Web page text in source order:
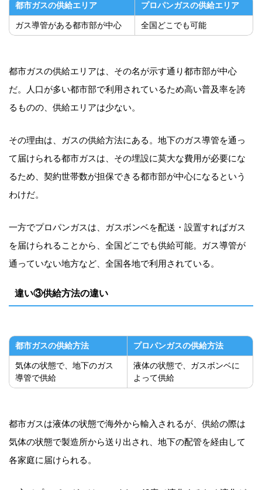
都市ガスの供給エリア プロパンガスの供給エリア
ガス導管がある都市部が中心 全国どこでも可能
都市ガスの供給エリアは、その名が示す通り都市部が中心
だ。人口が多い都市部で利用されているため高い普及率を誇
るものの、供給エリアは少ない。
その理由は、ガスの供給方法にある。地下のガス導管を通っ
て届けられる都市ガスは、その埋設に莫大な費用が必要にな
るため、契約世帯数が担保できる都市部が中心になるという
わけだ。
一方でプロパンガスは、ガスボンベを配送・設置すればガス
を届けられることから、全国どこでも供給可能。ガス導管が
通っていない地方など、全国各地で利用されている。
違い③供給方法の違い
都市ガスの供給方法 プロパンガスの供給方法
気体の状態で、地下のガス
導管で供給
液体の状態で、ガスボンベに
よって供給
都市ガスは液体の状態で海外から輸入されるが、供給の際は
気体の状態で製造所から送り出され、地下の配管を経由して
各家庭に届けられる。